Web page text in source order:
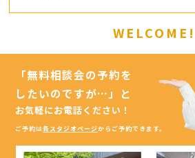
WELCOME!
「無料相談会の予約を
したいのですが…」
と
お気軽にお電話ください！
ご予約は各スタジオページからご予約できます。